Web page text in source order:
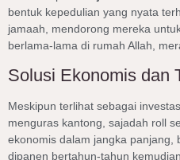
bentuk kepedulian yang nyata
jamaah, mendorong mereka
berlama-lama di rumah Allah,
Solusi Ekonomis dan
Meskipun terlihat sebagai
menguras kantong, sajadah roll
ekonomis dalam jangka panjang,
dipanen bertahun-tahun